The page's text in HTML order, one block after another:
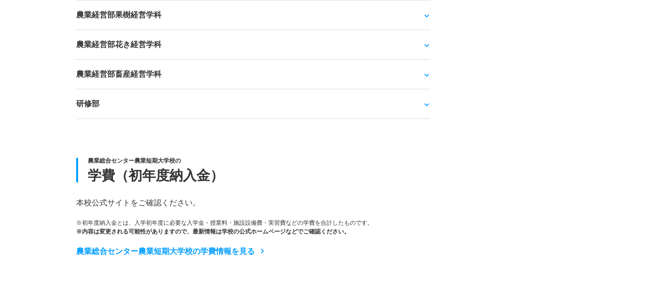
農業経営部果樹経営学科
農業経営部花き経営学科
農業経営部畜産経営学科
研修部
農業総合センター農業短期大学校の
学費（初年度納入金）
本校公式サイトをご確認ください。
※初年度納入金とは、入学初年度に必要な入学金・授業料・施設設備費・実習費などの学費を合計したものです。
※内容は変更される可能性がありますので、最新情報は学校の公式ホームページなどでご確認ください。
農業総合センター農業短期大学校の学費情報を見る